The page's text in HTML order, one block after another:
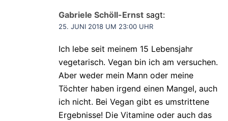
Gabriele Schöll-Ernst sagt:
25. JUNI 2018 UM 23:00 UHR
Ich lebe seit meinem 15 Lebensjahr
vegetarisch. Vegan bin ich am versuchen.
Aber weder mein Mann oder meine
Töchter haben irgend einen Mangel, auch
ich nicht. Bei Vegan gibt es umstrittene
Ergebnisse! Die Vitamine oder auch das